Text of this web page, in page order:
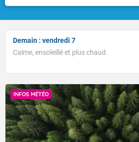
Demain : vendredi 7
Calme, ensoleillé et plus chaud.
INFOS MÉTÉO